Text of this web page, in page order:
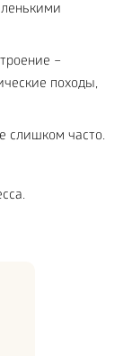
–
походы,
слишком часто.